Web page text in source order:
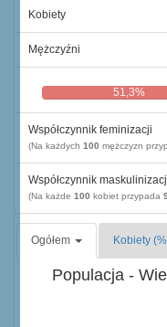
Kobiety
Mężczyźni
51,3%
Współczynnik feminizacji
(Na każdych 100 mężczyzn
Współczynnik
(Na każde 100 kobiet przypada
Ogółem Kobiety
Populacja -